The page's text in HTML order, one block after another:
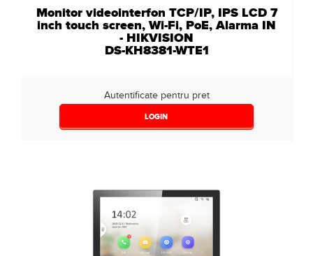
Monitor videointerfon TCP/IP, IPS LCD 7
inch touch screen, Wi-Fi, PoE, Alarma IN
- HIKVISION
DS-KH8381-WTE1
Autentificate pentru pret
LOGIN